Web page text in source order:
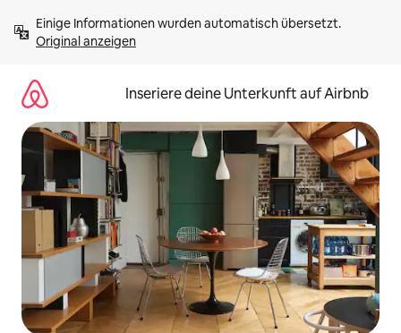
Inhalten
springenOriginal anzeigen
Inseriere deine Unterkunft auf Airbnb